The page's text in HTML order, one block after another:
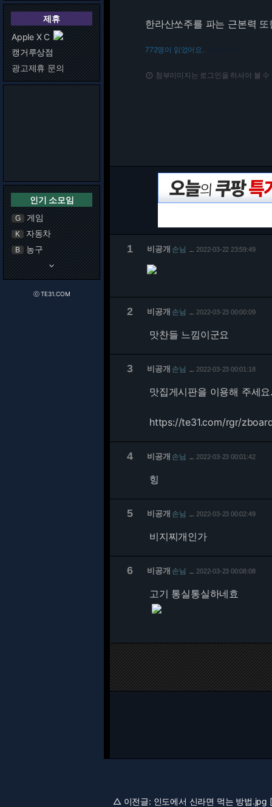
제휴
Apple X C
캥거루상점
광고제휴 문의
인기 소모임
G 게임
K 자동차
B 농구
keyboard_arrow_down
ⓒ TE31.COM
한라산쏘주를 파는 근본력
772명이 읽었어요.
report_gmailerrorred 첨부이미지는 로그인을 하셔야 볼 수
1 비공개 손님 2022-03-22 23:59:49
2 비공개 손님 2022-03-23 00:00:09
맛찬들 느낌이군요
3 비공개 손님 2022-03-23 00:01:18
맛집게시판을 이용해 주세요
https://te31.com/rgr/
4 비공개 손님 2022-03-23 00:01:42
힝
5 비공개 손님 2022-03-23 00:02:49
비지찌개인가
6 비공개 손님 2022-03-23 00:08:08
고기 통실통실하네효
△ 이전글: 인도에서 신라면 먹는 방법.jpg